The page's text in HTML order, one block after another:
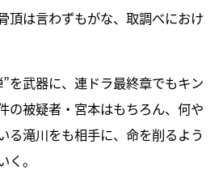
頂は言わずもがな、取調べにおけ
を武器に、連ドラ最終章でもキン
の被疑者・宮本はもちろん、何や
る滝川をも相手に、命を削るよう
。